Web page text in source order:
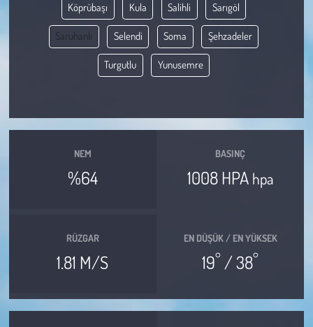
Köprübaşı Kula Salihli Sarıgöl
Saruhanlı Selendi Soma Şehzadeler
Turgutlu Yunusemre
NEM
%64
BASINÇ
1008 HPA hpa
RÜZGAR
1.81 M/S
EN DÜŞÜK / EN YÜKSEK
19° / 38°
Galeri
Günün İçinden
Tarih
Son Dakika
Kent
Eğlence